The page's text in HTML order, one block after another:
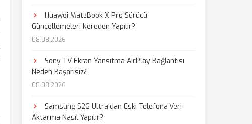
Huawei MateBook X Pro Sürücü
Güncellemeleri Nereden Yapılır?
08.08.2026
Sony TV Ekran Yansıtma AirPlay Bağlantısı
Neden Başarısız?
08.08.2026
Samsung S26 Ultra'dan Eski Telefona Veri
Aktarma Nasıl Yapılır?